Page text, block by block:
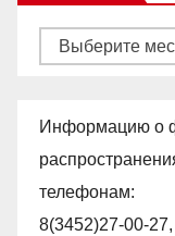
Архивы
Информацию о
телефонам:
8(3452)27-00-